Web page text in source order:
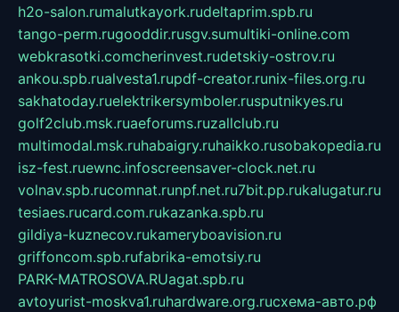
h2o-salon.rumalutkayork.rudeltaprim.spb.ru
tango-perm.rugooddir.rusgv.sumultiki-online.com
webkrasotki.comcherinvest.rudetskiy-ostrov.ru
ankou.spb.rualvesta1.rupdf-creator.runix-files.org.ru
sakhatoday.ruelektrikersymboler.rusputnikyes.ru
golf2club.msk.ruaeforums.ruzallclub.ru
multimodal.msk.ruhabaigry.ruhaikko.rusobakopedia.ru
isz-fest.ruewnc.infoscreensaver-clock.net.ru
volnav.spb.rucomnat.runpf.net.ru7bit.pp.rukalugatur.ru
tesiaes.rucard.com.rukazanka.spb.ru
gildiya-kuznecov.rukameryboavision.ru
griffoncom.spb.rufabrika-emotsiy.ru
PARK-MATROSOVA.RUagat.spb.ru
avtoyurist-moskva1.ruhardware.org.ruсхема-авто.рф